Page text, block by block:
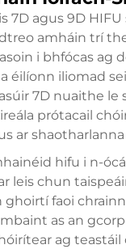
7D agus 9D
amháin trí
i bhfócas ag
éilíonn iliomad
7D nuaithe
prótacail
ar
hifu i n-
leis chun
ghoirtí faoi
as an
ag